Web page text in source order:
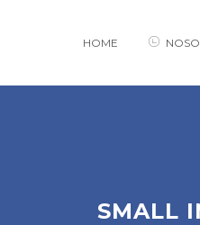
HOME
SMALL